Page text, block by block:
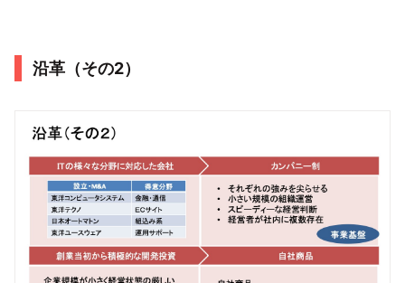
沿革（その2）